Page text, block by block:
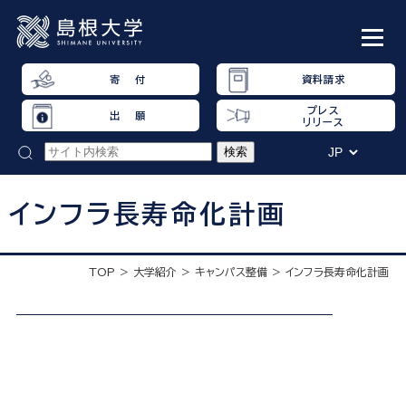
寄 付 資料請求
出 願
プレス
リリース
インフラ長寿命化計画
TOP 大学紹介 キャンパス整備 インフラ長寿命化計画